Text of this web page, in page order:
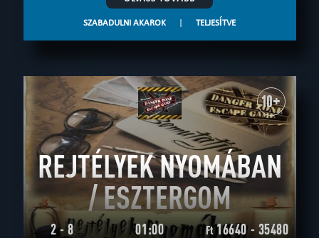
SZABADULNI AKAROK | TELJESÍTVE
10+
REJTÉLYEK NYOMÁBAN
/ ESZTERGOM
2 - 8 01:00 Ft16640 - 35480